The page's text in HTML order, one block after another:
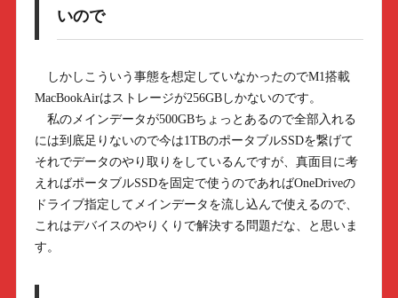
いので
しかしこういう事態を想定していなかったのでM1搭載
MacBookAirはストレージが256GBしかないのです。
私のメインデータが500GBちょっとあるので全部入れる
には到底足りないので今は1TBのポータブルSSDを繋げて
それでデータのやり取りをしているんですが、真面目に考
えればポータブルSSDを固定で使うのであればOneDriveの
ドライブ指定してメインデータを流し込んで使えるので、
これはデバイスのやりくりで解決する問題だな、と思いま
す。